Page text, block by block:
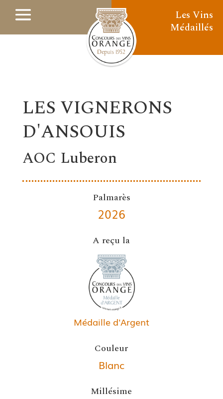
Les Vins
Médaillés
LES VIGNERONS
D'ANSOUIS
AOC Luberon
Palmarès
2026
A reçu la
Médaille d'Argent
Couleur
Blanc
Millésime